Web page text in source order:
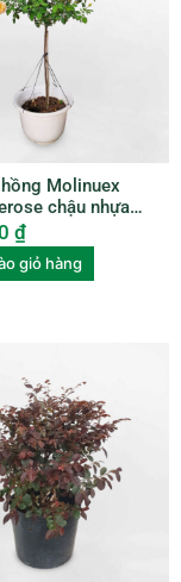
Molinuex
chậu nhựa
₫
giỏ hàng